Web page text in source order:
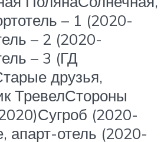
– 1 (2020-
– 2 (2020-
– 3 (ГД
друзья,
ТревелСтороны
(2020-
апарт-отель (2020-